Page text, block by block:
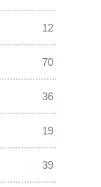
12
70
36
19
39